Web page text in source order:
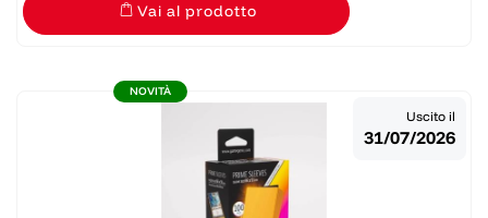
Vai al prodotto
NOVITÀ
Uscito il
31/07/2026